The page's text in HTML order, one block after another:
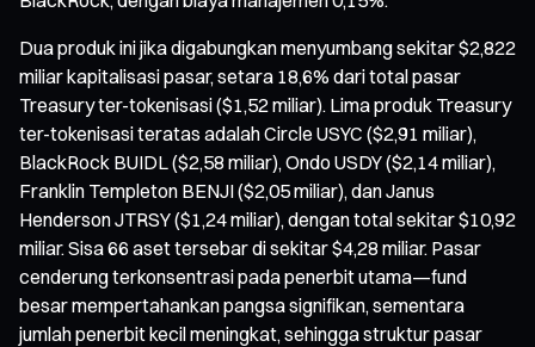
Dua produk ini jika digabungkan menyumbang sekitar $2,822
miliar kapitalisasi pasar, setara 18,6% dari total pasar
Treasury ter-tokenisasi ($1,52 miliar). Lima produk Treasury
ter-tokenisasi teratas adalah Circle USYC ($2,91 miliar),
BlackRock BUIDL ($2,58 miliar), Ondo USDY ($2,14 miliar),
Franklin Templeton BENJI ($2,05 miliar), dan Janus
Henderson JTRSY ($1,24 miliar), dengan total sekitar $10,92
miliar. Sisa 66 aset tersebar di sekitar $4,28 miliar. Pasar
cenderung terkonsentrasi pada penerbit utama—fund
besar mempertahankan pangsa signifikan, sementara
jumlah penerbit kecil meningkat, sehingga struktur pasar